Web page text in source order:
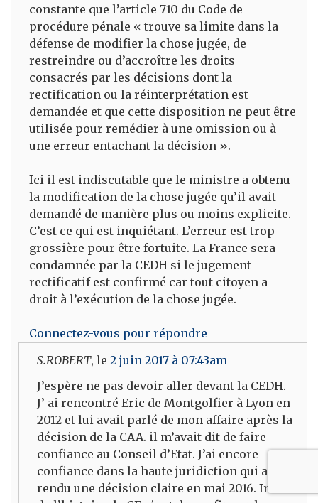
constante que l’article 710 du Code de
procédure pénale « trouve sa limite dans la
défense de modifier la chose jugée, de
restreindre ou d’accroître les droits
consacrés par les décisions dont la
rectification ou la réinterprétation est
demandée et que cette disposition ne peut être
utilisée pour remédier à une omission ou à
une erreur entachant la décision ».
Ici il est indiscutable que le ministre a obtenu
la modification de la chose jugée qu’il avait
demandé de manière plus ou moins explicite.
C’est ce qui est inquiétant. L’erreur est trop
grossière pour être fortuite. La France sera
condamnée par la CEDH si le jugement
rectificatif est confirmé car tout citoyen a
droit à l’exécution de la chose jugée.
Connectez-vous pour répondre
S.ROBERT, le 2 juin 2017 à 07:43am
J’espère ne pas devoir aller devant la CEDH.
J’ ai rencontré Eric de Montgolfier à Lyon en
2012 et lui avait parlé de mon affaire après la
décision de la CAA. il m’avait dit de faire
confiance au Conseil d’Etat. J’ai encore
confiance dans la haute juridiction qui a
rendu une décision claire en mai 2016. Ironie